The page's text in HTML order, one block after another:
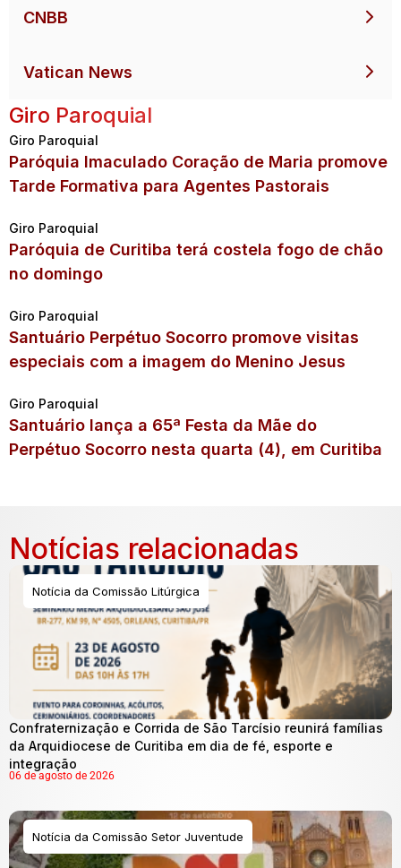
CNBB
Vatican News
Giro Paroquial
Giro Paroquial
Paróquia Imaculado Coração de Maria promove
Tarde Formativa para Agentes Pastorais
Giro Paroquial
Paróquia de Curitiba terá costela fogo de chão
no domingo
Giro Paroquial
Santuário Perpétuo Socorro promove visitas
especiais com a imagem do Menino Jesus
Giro Paroquial
Santuário lança a 65ª Festa da Mãe do
Perpétuo Socorro nesta quarta (4), em Curitiba
Notícias relacionadas
Notícia da Comissão Litúrgica
Confraternização e Corrida de São Tarcísio reunirá famílias
da Arquidiocese de Curitiba em dia de fé, esporte e
integração
06 de agosto de 2026
Notícia da Comissão Setor Juventude